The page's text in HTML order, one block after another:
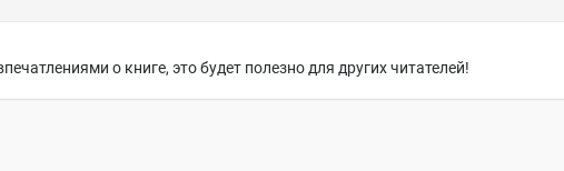
о книге, это будет полезно для других читателей!